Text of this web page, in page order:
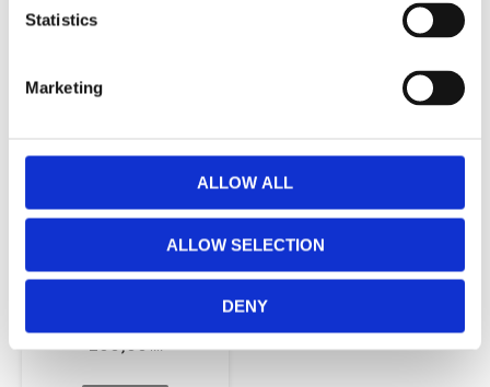
Statistics
Marketing
ALLOW ALL
ALLOW SELECTION
DENY
gardinlängd &
100,00KR